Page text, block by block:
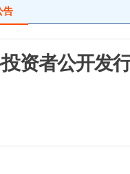
告
资者公开发